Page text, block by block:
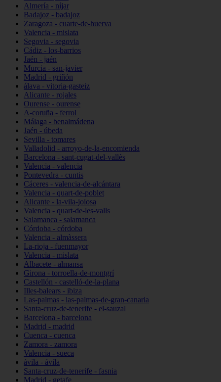
Almería - níjar
Badajoz - badajoz
Zaragoza - cuarte-de-huerva
Valencia - mislata
Segovia - segovia
Cádiz - los-barrios
Jaén - jaén
Murcia - san-javier
Madrid - griñón
álava - vitoria-gasteiz
Alicante - rojales
Ourense - ourense
A-coruña - ferrol
Málaga - benalmádena
Jaén - úbeda
Sevilla - tomares
Valladolid - arroyo-de-la-encomienda
Barcelona - sant-cugat-del-vallès
Valencia - valencia
Pontevedra - cuntis
Cáceres - valencia-de-alcántara
Valencia - quart-de-poblet
Alicante - la-vila-joiosa
Valencia - quart-de-les-valls
Salamanca - salamanca
Córdoba - córdoba
Valencia - almàssera
La-rioja - fuenmayor
Valencia - mislata
Albacete - almansa
Girona - torroella-de-montgrí
Castellón - castelló-de-la-plana
Illes-balears - ibiza
Las-palmas - las-palmas-de-gran-canaria
Santa-cruz-de-tenerife - el-sauzal
Barcelona - barcelona
Madrid - madrid
Cuenca - cuenca
Zamora - zamora
Valencia - sueca
ávila - ávila
Santa-cruz-de-tenerife - fasnia
Madrid - getafe